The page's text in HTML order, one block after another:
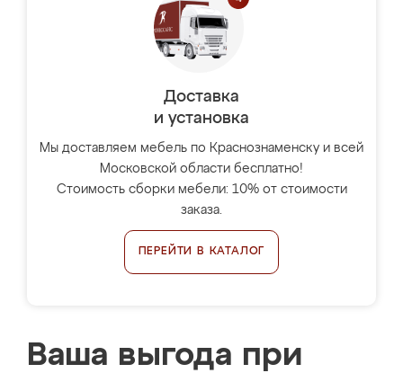
Доставка
и установка
Мы доставляем мебель по Краснознаменску и всей
Московской области бесплатно!
Стоимость сборки мебели: 10% от стоимости
заказа.
ПЕРЕЙТИ В КАТАЛОГ
Ваша выгода при